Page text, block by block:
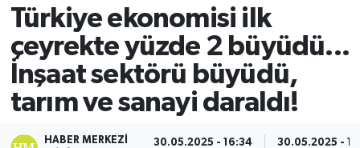
Türkiye ekonomisi ilk
çeyrekte yüzde 2 büyüdü...
İnşaat sektörü büyüdü,
tarım ve sanayi daraldı!
HABER MERKEZI 30.05.2025 - 16:34 30.05.2025 -
SİYASET
EKONOMİ
Süper Lig Puan Durumu ve Fikstür
Tüm Manşetler